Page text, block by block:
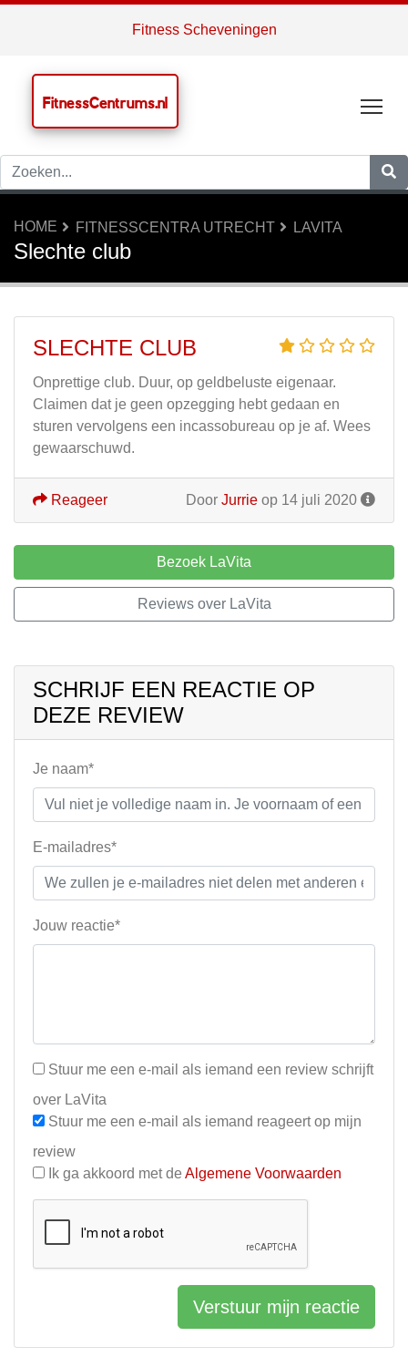
Fitness Scheveningen
FitnessCentrums.nl
HOME FITNESSCENTRA UTRECHT LAVITA
Slechte club
SLECHTE CLUB
Onprettige club. Duur, op geldbeluste eigenaar.
Claimen dat je geen opzegging hebt gedaan en
sturen vervolgens een incassobureau op je af. Wees
gewaarschuwd.
Door Jurrie op 14 juli 2020
Reageer
Bezoek LaVita
Reviews over LaVita
SCHRIJF EEN REACTIE OP
DEZE REVIEW
Je naam*
E-mailadres*
Jouw reactie*
Stuur me een e-mail als iemand een review schrijft
over LaVita
Stuur me een e-mail als iemand reageert op mijn
review
Ik ga akkoord met de Algemene Voorwaarden
Verstuur mijn reactie